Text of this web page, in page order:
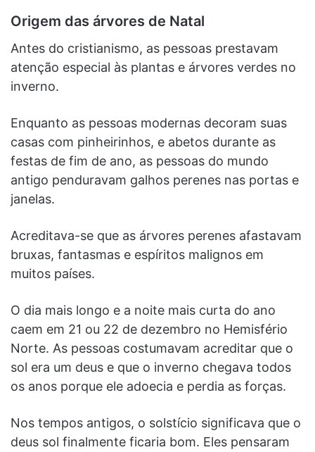
Origem das árvores de Natal
Antes do cristianismo, as pessoas prestavam
atenção especial às plantas e árvores verdes no
inverno.
Enquanto as pessoas modernas decoram suas
casas com pinheirinhos, e abetos durante as
festas de fim de ano, as pessoas do mundo
antigo penduravam galhos perenes nas portas e
janelas.
Acreditava-se que as árvores perenes afastavam
bruxas, fantasmas e espíritos malignos em
muitos países.
O dia mais longo e a noite mais curta do ano
caem em 21 ou 22 de dezembro no Hemisfério
Norte. As pessoas costumavam acreditar que o
sol era um deus e que o inverno chegava todos
os anos porque ele adoecia e perdia as forças.
Nos tempos antigos, o solstício significava que o
deus sol finalmente ficaria bom. Eles pensaram